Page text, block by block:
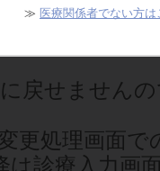
≫ 医療関係者でない方は
]を選択する
戻せません
更処理画面で
は診療入力画